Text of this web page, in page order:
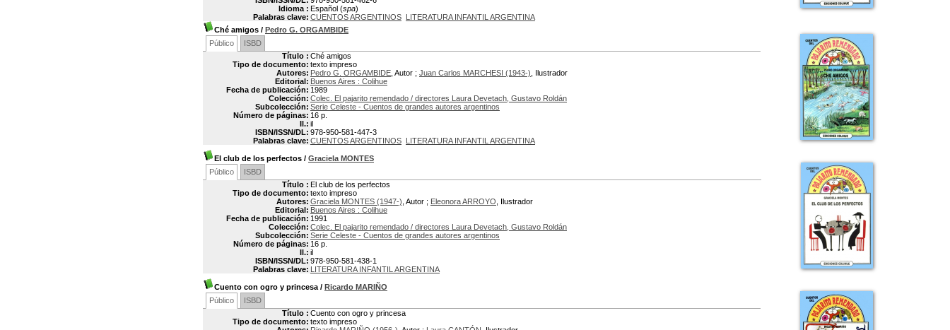
Idioma : Español (spa)
Palabras clave: CUENTOS ARGENTINOS LITERATURA INFANTIL ARGENTINA
Ché amigos / Pedro G. ORGAMBIDE
Público
ISBD
Título : Ché amigos
Tipo de documento: texto impreso
Autores: Pedro G. ORGAMBIDE , Autor ; Juan Carlos MARCHESI (1943-) , Ilustrador
Editorial: Buenos Aires : Colihue
Fecha de publicación: 1989
Colección: Colec. El pajarito remendado / directores Laura Devetach, Gustavo Roldán
Subcolección: Serie Celeste - Cuentos de grandes autores argentinos
Número de páginas: 16 p.
Il.: il
ISBN/ISSN/DL: 978-950-581-447-3
Palabras clave: CUENTOS ARGENTINOS LITERATURA INFANTIL ARGENTINA
El club de los perfectos / Graciela MONTES
Público
ISBD
Título : El club de los perfectos
Tipo de documento: texto impreso
Autores: Graciela MONTES (1947-) , Autor ; Eleonora ARROYO , Ilustrador
Editorial: Buenos Aires : Colihue
Fecha de publicación: 1991
Colección: Colec. El pajarito remendado / directores Laura Devetach, Gustavo Roldán
Subcolección: Serie Celeste - Cuentos de grandes autores argentinos
Número de páginas: 16 p.
Il.: il
ISBN/ISSN/DL: 978-950-581-438-1
Palabras clave: LITERATURA INFANTIL ARGENTINA
Cuento con ogro y princesa / Ricardo MARIÑO
Público
ISBD
Título : Cuento con ogro y princesa
Tipo de documento: texto impreso